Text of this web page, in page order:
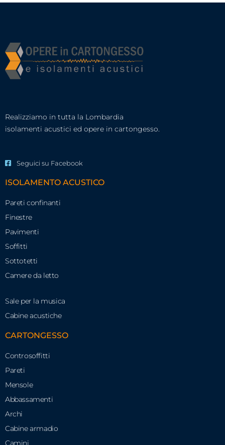
Realizziamo in tutta la Lombardia
isolamenti acustici ed opere in cartongesso.
Seguici su Facebook
ISOLAMENTO ACUSTICO
Pareti confinanti
Finestre
Pavimenti
Soffitti
Sottotetti
Camere da letto
Sale per la musica
Cabine acustiche
CARTONGESSO
Controsoffitti
Pareti
Mensole
Abbassamenti
Archi
Cabine armadio
Camini